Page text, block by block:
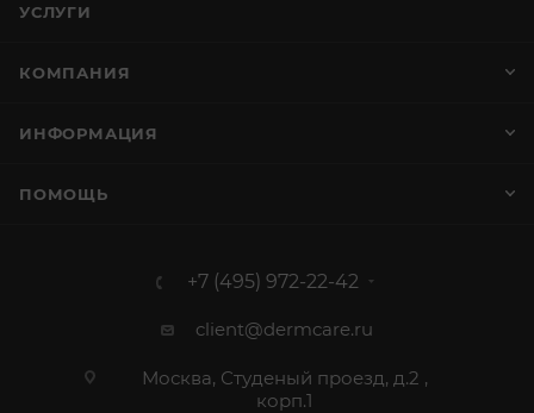
УСЛУГИ
КОМПАНИЯ
ИНФОРМАЦИЯ
ПОМОЩЬ
+7 (495) 972-22-42
client@dermcare.ru
Москва, Студеный проезд, д.2 ,
корп.1